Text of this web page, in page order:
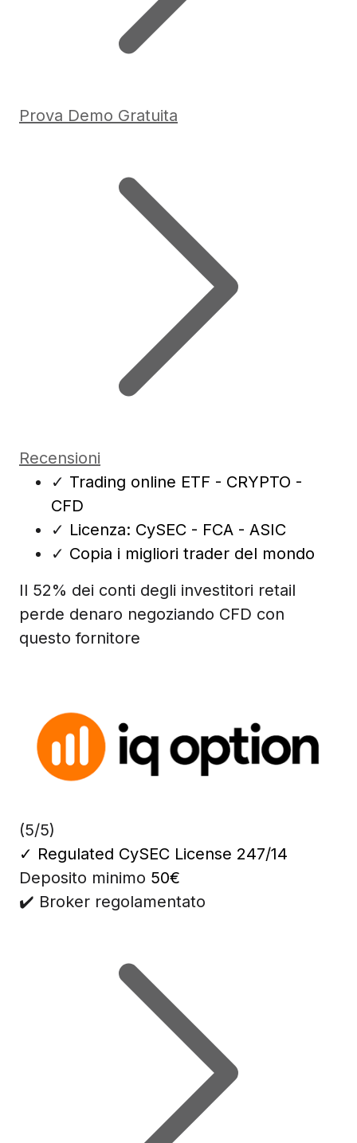
Prova Demo Gratuita
Recensioni
✓ Trading online ETF - CRYPTO -
CFD
✓ Licenza: CySEC - FCA - ASIC
✓ Copia i migliori trader del mondo
Il 52% dei conti degli investitori retail
perde denaro negoziando CFD con
questo fornitore
(5/5)
✓ Regulated CySEC License 247/14
Deposito minimo 50€
✔️ Broker regolamentato